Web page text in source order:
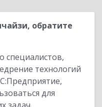
обратите
специалистов,
технологий
для